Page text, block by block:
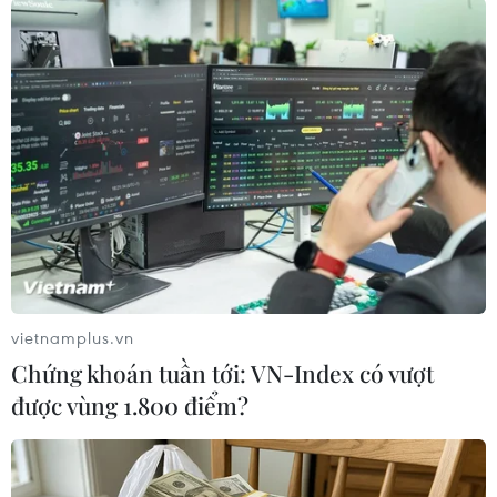
#Australia #Hàn Quốc #H2Korea
#Kinh tế hydro
#Xe điện
Australia Hàn Quốc
Theo dõi VietnamPlus
TIN LIÊN QUAN
vietnamplus.vn
Chứng khoán tuần tới: VN-Index có vượt
được vùng 1.800 điểm?